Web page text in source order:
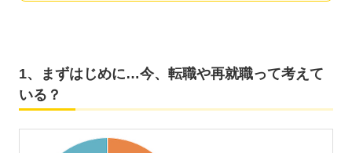
1、まずはじめに…今、転職や再就職って考えて
いる？